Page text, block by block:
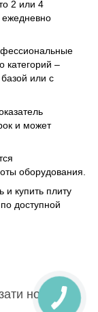
2 или 4
ежедневно
категорий –
или с
и может
оборудования.
купить плиту
доступной
номер